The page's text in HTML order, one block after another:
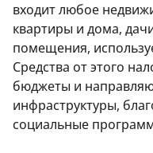
входит любое
квартиры и дома,
помещения,
Средства от этого
бюджеты и
инфраструктуры,
социальные